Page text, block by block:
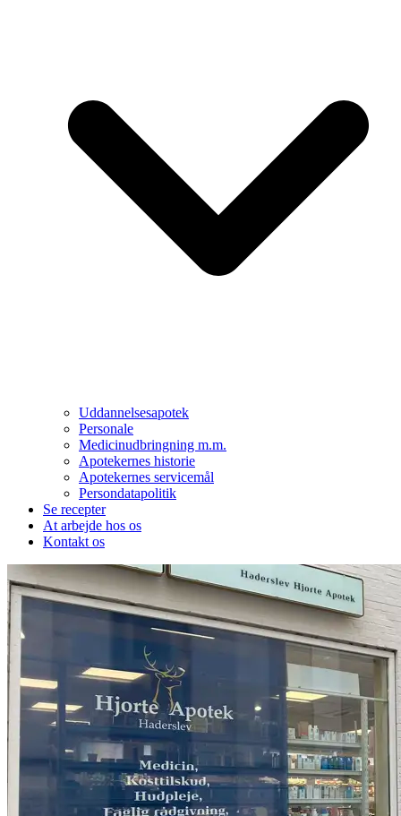
Uddannelsesapotek
Personale
Medicinudbringning m.m.
Apotekernes historie
Apotekernes servicemål
Persondatapolitik
Se recepter
At arbejde hos os
Kontakt os